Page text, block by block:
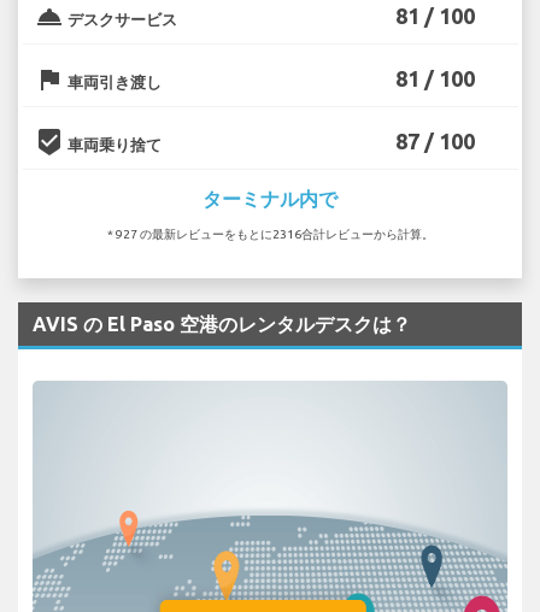
room_service デスクサービス 81 / 100
flag 車両引き渡し 81 / 100
beenhere 車両乗り捨て 87 / 100
ターミナル内で
* 927 の最新レビューをもとに2316合計レビューから計算。
AVIS の El Paso 空港のレンタルデスクは？